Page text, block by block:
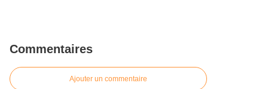
Commentaires
Ajouter un commentaire